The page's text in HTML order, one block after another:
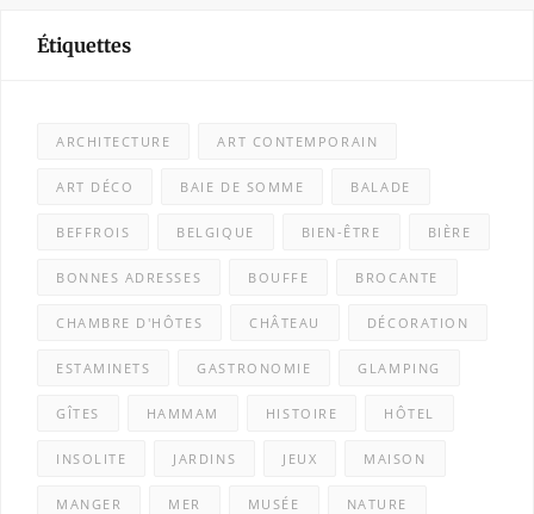
Étiquettes
ARCHITECTURE ART CONTEMPORAIN
ART DÉCO BAIE DE SOMME BALADE
BEFFROIS BELGIQUE BIEN-ÊTRE BIÈRE
BONNES ADRESSES BOUFFE BROCANTE
CHAMBRE D'HÔTES CHÂTEAU DÉCORATION
ESTAMINETS GASTRONOMIE GLAMPING
GÎTES HAMMAM HISTOIRE HÔTEL
INSOLITE JARDINS JEUX MAISON
MANGER MER MUSÉE NATURE